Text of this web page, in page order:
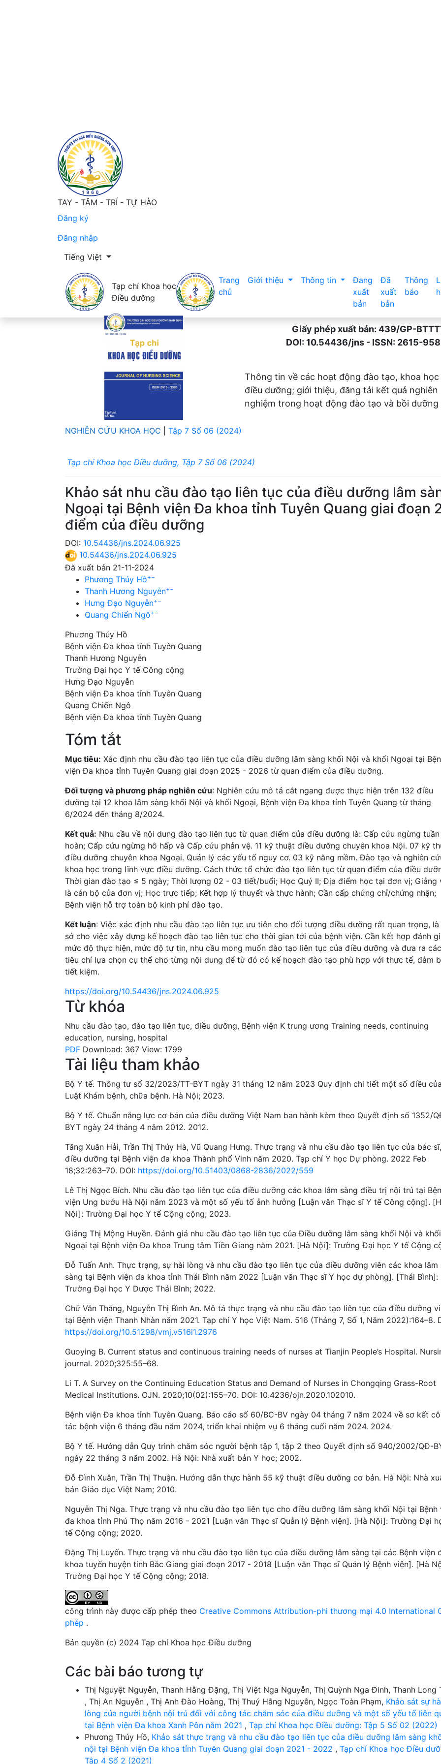
TAY - TÂM - TRÍ - TỰ HÀO
Đăng ký
Đăng nhập
Thay đổi ngôn ngữ. Ngôn ngữ hiện tại là:
Tiếng Việt
Tạp chí Khoa học
Điều dưỡng
Trang
chủ
Giới thiệu Thông tin
Đang
xuất
bản
Đã
xuất
bản
Thông
báo
Giấy phép xuất bản: 439/GP-BTTTT
DOI: 10.54436/jns - ISSN: 2615-9589
Thông tin về các hoạt động đào tạo, khoa
điều dưỡng; giới thiệu, đăng tải kết quả
nghiệm trong hoạt động đào tạo và bồi
NGHIÊN CỨU KHOA HỌC Tập 7 Số 06 (2024)
Tạp chí Khoa học Điều dưỡng, Tập 7 Số 06 (2024)
Khảo sát nhu cầu đào tạo liên tục của điều dưỡng lâm
Ngoại tại Bệnh viện Đa khoa tỉnh Tuyên Quang giai đoạn
điểm của điều dưỡng
DOI: 10.54436/jns.2024.06.925
10.54436/jns.2024.06.925
Đã xuất bản 21-11-2024
Phương Thúy Hồ+−
Thanh Hương Nguyễn+−
Hưng Đạo Nguyễn+−
Quang Chiến Ngô+−
Phương Thúy Hồ
Bệnh viện Đa khoa tỉnh Tuyên Quang
Thanh Hương Nguyễn
Trường Đại học Y tế Công cộng
Hưng Đạo Nguyễn
Bệnh viện Đa khoa tỉnh Tuyên Quang
Quang Chiến Ngô
Bệnh viện Đa khoa tỉnh Tuyên Quang
Tóm tắt
Mục tiêu: Xác định nhu cầu đào tạo liên tục của điều dưỡng lâm sàng khối Nội và khối Ngoại tại
viện Đa khoa tỉnh Tuyên Quang giai đoạn 2025 - 2026 từ quan điểm của điều dưỡng.
Đối tượng và phương pháp nghiên cứu: Nghiên cứu mô tả cắt ngang được thực hiện trên 132 điều
dưỡng tại 12 khoa lâm sàng khối Nội và khối Ngoại, Bệnh viện Đa khoa tỉnh Tuyên Quang từ tháng
6/2024 đến tháng 8/2024.
Kết quả: Nhu cầu về nội dung đào tạo liên tục từ quan điểm của điều dưỡng là: Cấp cứu ngừng tuần
hoàn; Cấp cứu ngừng hô hấp và Cấp cứu phản vệ. 11 kỹ thuật điều dưỡng chuyên khoa Nội. 07 kỹ
điều dưỡng chuyên khoa Ngoại. Quản lý các yếu tố nguy cơ. 03 kỹ năng mềm. Đào tạo và nghiên
khoa học trong lĩnh vực điều dưỡng. Cách thức tổ chức đào tạo liên tục từ quan điểm của điều
Thời gian đào tạo ≤ 5 ngày; Thời lượng 02 - 03 tiết/buổi; Học Quý II; Địa điểm học tại đơn vị; Giảng
là cán bộ của đơn vị; Học trực tiếp; Kết hợp lý thuyết và thực hành; Cần cấp chứng chỉ/chứng nhận;
Bệnh viện hỗ trợ toàn bộ kinh phí đào tạo.
Kết luận: Việc xác định nhu cầu đào tạo liên tục ưu tiên cho đối tượng điều dưỡng rất quan trọng,
sở cho việc xây dựng kế hoạch đào tạo liên tục cho thời gian tới của bệnh viện. Cần kết hợp đánh
mức độ thực hiện, mức độ tự tin, nhu cầu mong muốn đào tạo liên tục của điều dưỡng và đưa ra các
tiêu chí lựa chọn cụ thể cho từng nội dung để từ đó có kế hoạch đào tạo phù hợp với thực tế, đảm
tiết kiệm.
https://doi.org/10.54436/jns.2024.06.925
Từ khóa
Nhu cầu đào tạo, đào tạo liên tục, điều dưỡng, Bệnh viện K trung ương Training needs, continuing
education, nursing, hospital
PDF Download: 367 View: 1799
Tài liệu tham khảo
Bộ Y tế. Thông tư số 32/2023/TT-BYT ngày 31 tháng 12 năm 2023 Quy định chi tiết một số điều của
Luật Khám bệnh, chữa bệnh. Hà Nội; 2023.
Bộ Y tế. Chuẩn năng lực cơ bản của điều dưỡng Việt Nam ban hành kèm theo Quyết định số 1352/
BYT ngày 24 tháng 4 năm 2012. 2012.
Tăng Xuân Hải, Trần Thị Thúy Hà, Vũ Quang Hưng. Thực trạng và nhu cầu đào tạo liên tục của bác sĩ,
điều dưỡng tại Bệnh viện đa khoa Thành phố Vinh năm 2020. Tạp chí Y học Dự phòng. 2022 Feb
18;32:263–70. DOI: https://doi.org/10.51403/0868-2836/2022/559
Lê Thị Ngọc Bích. Nhu cầu đào tạo liên tục của điều dưỡng các khoa lâm sàng điều trị nội trú tại
viện Ung bướu Hà Nội năm 2023 và một số yếu tố ảnh hưởng [Luận văn Thạc sĩ Y tế Công cộng].
Nội]: Trường Đại học Y tế Cộng cộng; 2023.
Giảng Thị Mộng Huyền. Đánh giá nhu cầu đào tạo liên tục của Điều dưỡng lâm sàng khối Nội và khối
Ngoại tại Bệnh viện Đa khoa Trung tâm Tiền Giang năm 2021. [Hà Nội]: Trường Đại học Y tế Cộng
Đỗ Tuấn Anh. Thực trạng, sự hài lòng và nhu cầu đào tạo liên tục của điều dưỡng viên các khoa lâm
sàng tại Bệnh viện đa khoa tỉnh Thái Bình năm 2022 [Luận văn Thạc sĩ Y học dự phòng]. [Thái Bình]:
Trường Đại học Y Dược Thái Bình; 2022.
Chử Văn Thắng, Nguyễn Thị Bình An. Mô tả thực trạng và nhu cầu đào tạo liên tục của điều dưỡng
tại Bệnh viện Thanh Nhàn năm 2021. Tạp chí Y học Việt Nam. 516 (Tháng 7, Số 1, Năm 2022):164–8.
https://doi.org/10.51298/vmj.v516i1.2976
Guoying B. Current status and continuous training needs of nurses at Tianjin People’s Hospital.
journal. 2020;325:55–68.
Li T. A Survey on the Continuing Education Status and Demand of Nurses in Chongqing Grass-Root
Medical Institutions. OJN. 2020;10(02):155–70. DOI: 10.4236/ojn.2020.102010.
Bệnh viện Đa khoa tỉnh Tuyên Quang. Báo cáo số 60/BC-BV ngày 04 tháng 7 năm 2024 về sơ kết
tác bệnh viện 6 tháng đầu năm 2024, triển khai nhiệm vụ 6 tháng cuối năm 2024. 2024.
Bộ Y tế. Hướng dẫn Quy trình chăm sóc người bệnh tập 1, tập 2 theo Quyết định số 940/2002/QĐ-
ngày 22 tháng 3 năm 2002. Hà Nội: Nhà xuất bản Y học; 2002.
Đỗ Đình Xuân, Trần Thị Thuận. Hướng dẫn thực hành 55 kỹ thuật điều dưỡng cơ bản. Hà Nội: Nhà
bản Giáo dục Việt Nam; 2010.
Nguyễn Thị Nga. Thực trạng và nhu cầu đào tạo liên tục cho điều dưỡng lâm sàng khối Nội tại Bệnh
đa khoa tỉnh Phú Thọ năm 2016 - 2021 [Luận văn Thạc sĩ Quản lý Bệnh viện]. [Hà Nội]: Trường Đại
tế Cộng cộng; 2020.
Đặng Thị Luyến. Thực trạng và nhu cầu đào tạo liên tục của điều dưỡng lâm sàng tại các Bệnh viện
khoa tuyến huyện tỉnh Bắc Giang giai đoạn 2017 - 2018 [Luận văn Thạc sĩ Quản lý Bệnh viện]. [Hà
Trường Đại học Y tế Cộng cộng; 2018.
công trình này được cấp phép theo Creative Commons Attribution-phi thương mại 4.0 International
phép .
Bản quyền (c) 2024 Tạp chí Khoa học Điều dưỡng
Các bài báo tương tự
Thị Nguyệt Nguyễn, Thanh Hằng Đặng, Thị Việt Nga Nguyễn, Thị Quỳnh Nga Đinh, Thanh Long
, Thị An Nguyễn , Thị Anh Đào Hoàng, Thị Thuý Hằng Nguyễn, Ngọc Toàn Phạm, Khảo sát sự
lòng của người bệnh nội trú đối với công tác chăm sóc của điều dưỡng và một số yếu tố liên
tại Bệnh viện Đa khoa Xanh Pôn năm 2021 , Tạp chí Khoa học Điều dưỡng: Tập 5 Số 02 (2022)
Phương Thúy Hồ, Khảo sát thực trạng và nhu cầu đào tạo liên tục của điều dưỡng lâm sàng
nội tại Bệnh viện Đa khoa tỉnh Tuyên Quang giai đoạn 2021 - 2022 , Tạp chí Khoa học Điều
Tập 4 Số 2 (2021)